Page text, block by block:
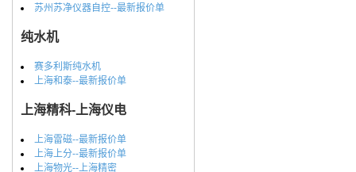
苏州苏净仪器自控--最新报价单
纯水机
赛多利斯纯水机
上海和泰--最新报价单
上海精科-上海仪电
上海雷磁--最新报价单
上海上分--最新报价单
上海物光--上海精密